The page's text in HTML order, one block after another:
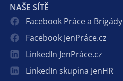
NAŠE SÍTĚ
Facebook Práce a Brigády
Facebook JenPráce.cz
LinkedIn JenPráce.cz
LinkedIn skupina JenHR